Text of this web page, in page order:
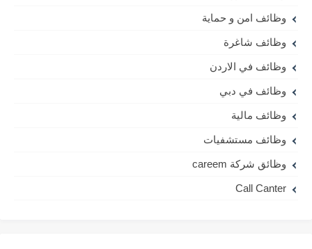
وظائف امن و حماية
وظائف شاغرة
وظائف في الاردن
وظائف في دبي
وظائف مالية
وظائف مستشفيات
وظائق شركة careem
Call Canter